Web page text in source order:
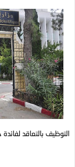
التوظيف بالتعاقد